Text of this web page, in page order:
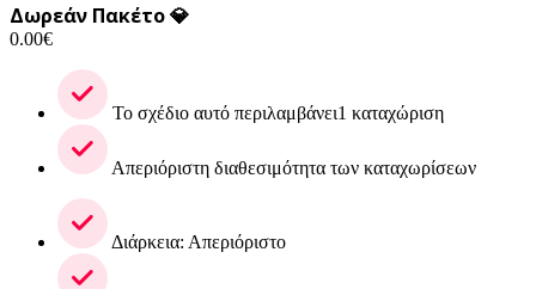
Δωρεάν Πακέτο 💎
0.00€
Το σχέδιο αυτό περιλαμβάνει1 καταχώριση
Απεριόριστη διαθεσιμότητα των καταχωρίσεων
Διάρκεια: Απεριόριστο